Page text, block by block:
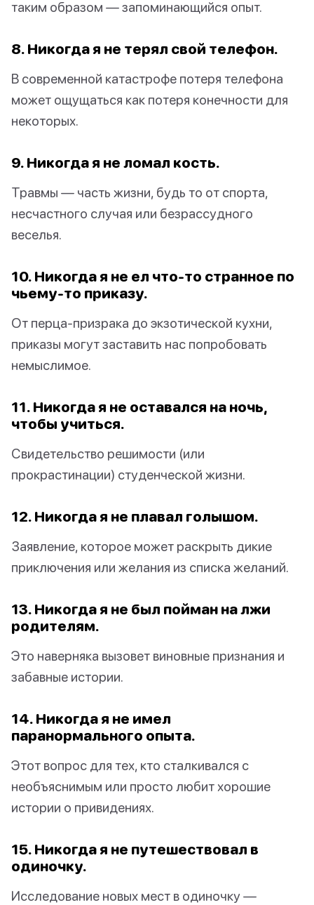
таким образом — запоминающийся опыт.
8. Никогда я не терял свой телефон.
В современной катастрофе потеря телефона
может ощущаться как потеря конечности для
некоторых.
9. Никогда я не ломал кость.
Травмы — часть жизни, будь то от спорта,
несчастного случая или безрассудного
веселья.
10. Никогда я не ел что-то странное по
чьему-то приказу.
От перца-призрака до экзотической кухни,
приказы могут заставить нас попробовать
немыслимое.
11. Никогда я не оставался на ночь,
чтобы учиться.
Свидетельство решимости (или
прокрастинации) студенческой жизни.
12. Никогда я не плавал голышом.
Заявление, которое может раскрыть дикие
приключения или желания из списка желаний.
13. Никогда я не был пойман на лжи
родителям.
Это наверняка вызовет виновные признания и
забавные истории.
14. Никогда я не имел
паранормального опыта.
Этот вопрос для тех, кто сталкивался с
необъяснимым или просто любит хорошие
истории о привидениях.
15. Никогда я не путешествовал в
одиночку.
Исследование новых мест в одиночку —